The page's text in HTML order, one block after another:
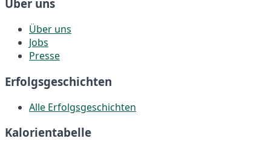
Über uns
Über uns
Jobs
Presse
Erfolgsgeschichten
Alle Erfolgsgeschichten
Kalorientabelle